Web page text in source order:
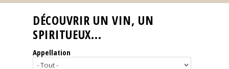
Reportages
Nos
DÉCOUVRIR UN VIN, UN
SPIRITUEUX...
Appellation